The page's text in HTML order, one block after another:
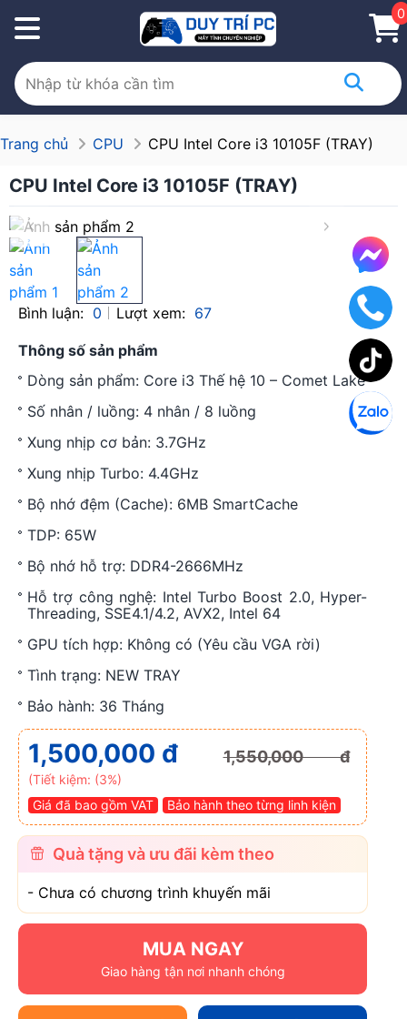
0
Trang chủ CPU CPU Intel Core i3 10105F (TRAY)
CPU Intel Core i3 10105F (TRAY)
Bình luận: 0 Lượt xem: 67
Thông số sản phẩm
Dòng sản phẩm: Core i3 Thế hệ 10 – Comet Lake
Số nhân / luồng: 4 nhân / 8 luồng
Xung nhịp cơ bản: 3.7GHz
Xung nhịp Turbo: 4.4GHz
Bộ nhớ đệm (Cache): 6MB SmartCache
TDP: 65W
Bộ nhớ hỗ trợ: DDR4-2666MHz
Hỗ trợ công nghệ: Intel Turbo Boost 2.0, Hyper-
Threading, SSE4.1/4.2, AVX2, Intel 64
GPU tích hợp: Không có (Yêu cầu VGA rời)
Tình trạng: NEW TRAY
Bảo hành: 36 Tháng
1,500,000 đ 1,550,000 đ
(Tiết kiệm: (3%)
Giá đã bao gồm VAT
Bảo hành theo từng linh kiện
Quà tặng và ưu đãi kèm theo
- Chưa có chương trình khuyến mãi
MUA NGAY
Giao hàng tận nơi nhanh chóng